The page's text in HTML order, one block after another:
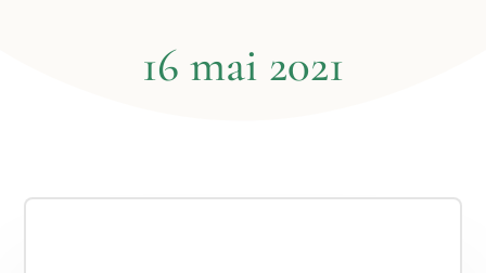
16 mai 2021